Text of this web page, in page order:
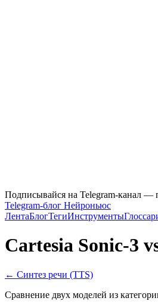
Подписывайся на Telegram-канал
Telegram-блог Нейроньюс
ЛентаБлогТегиИнструменты
Cartesia Sonic-3
← Синтез речи (TTS)
Сравнение двух моделей из